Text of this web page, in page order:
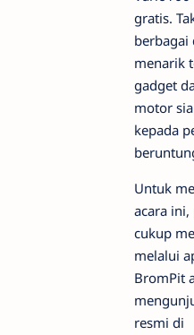
gratis.
berbagai
menarik
gadget
motor
kepada
Untuk
acara ini,
cukup
melalui
BromPit
resmi di